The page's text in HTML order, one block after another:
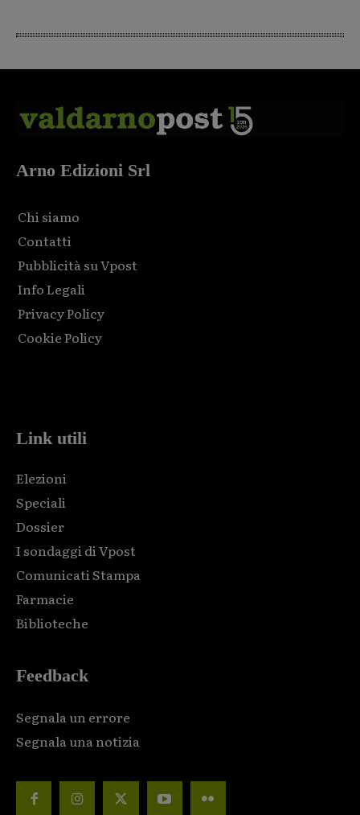
Arno Edizioni Srl
Chi siamo
Contatti
Pubblicità su Vpost
Info Legali
Privacy Policy
Cookie Policy
Link utili
Elezioni
Speciali
Dossier
I sondaggi di Vpost
Comunicati Stampa
Farmacie
Biblioteche
Feedback
Segnala un errore
Segnala una notizia